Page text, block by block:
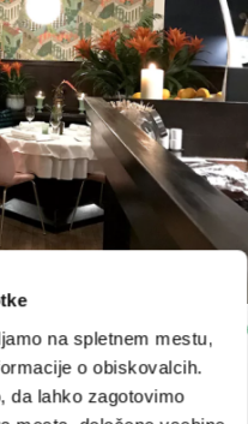
na spletnem mestu,
o obiskovalcih.
da lahko zagotovimo